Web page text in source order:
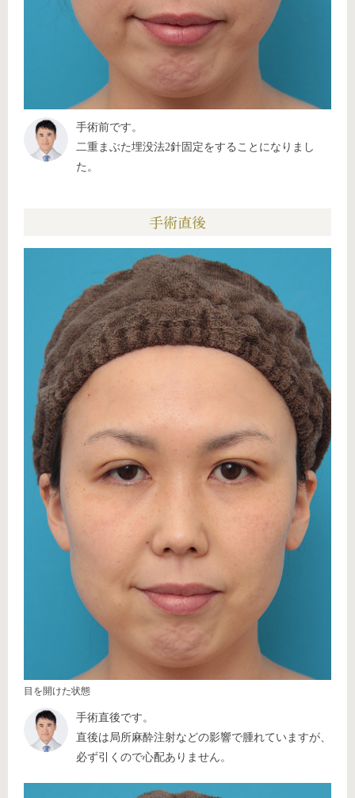
手術前です。
二重まぶた埋没法2針固定をすることになりまし
た。
手術直後
目を開けた状態
手術直後です。
直後は局所麻酔注射などの影響で腫れていますが、
必ず引くので心配ありません。